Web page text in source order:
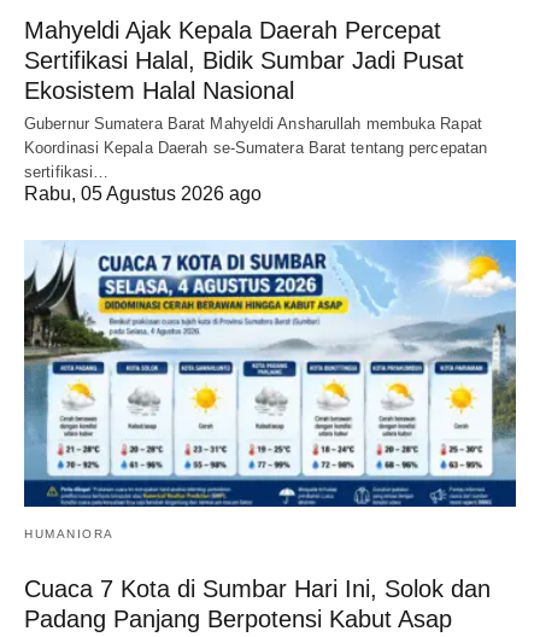
Mahyeldi Ajak Kepala Daerah Percepat
Sertifikasi Halal, Bidik Sumbar Jadi Pusat
Ekosistem Halal Nasional
Gubernur Sumatera Barat Mahyeldi Ansharullah membuka Rapat
Koordinasi Kepala Daerah se-Sumatera Barat tentang percepatan
sertifikasi…
Rabu, 05 Agustus 2026 ago
HUMANIORA
Cuaca 7 Kota di Sumbar Hari Ini, Solok dan
Padang Panjang Berpotensi Kabut Asap